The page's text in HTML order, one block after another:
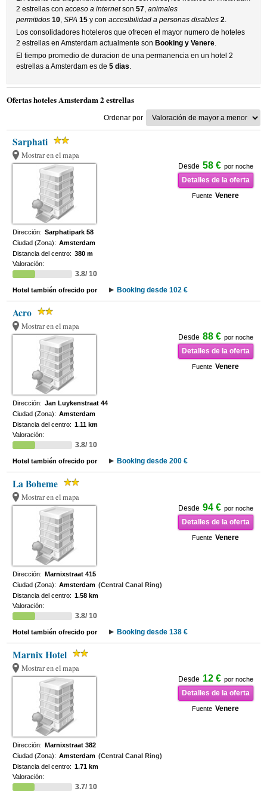
2 estrellas conacceso a internetson57,animales
permitidos 10,SPA 15 y conaccesibilidad a personas disables 2.
Los consolidadores hoteleros que ofrecen el mayor numero de hoteles
2 estrellas en Amsterdam actualmente son Booking y Venere.
El tiempo promedio de duracion de una permanencia en un hotel 2
estrellas a Amsterdam es de5 dias.
Ofertas hoteles Amsterdam 2 estrellas
Ordenar por
Sarphati
Mostrar en el mapa
Desde 58 € por noche
Detalles de la oferta
Fuente Venere
Dirección: Sarphatipark 58
Ciudad (Zona): Amsterdam
Distancia del centro: 380 m
Valoración:
3.8/ 10
Hotel también ofrecido por Booking desde 102 €
Acro
Mostrar en el mapa
Desde 88 € por noche
Detalles de la oferta
Fuente Venere
Dirección: Jan Luykenstraat 44
Ciudad (Zona): Amsterdam
Distancia del centro: 1.11 km
Valoración:
3.8/ 10
Hotel también ofrecido por Booking desde 200 €
La Boheme
Mostrar en el mapa
Desde 94 € por noche
Detalles de la oferta
Fuente Venere
Dirección: Marnixstraat 415
Ciudad (Zona): Amsterdam (Central Canal Ring)
Distancia del centro: 1.58 km
Valoración:
3.8/ 10
Hotel también ofrecido por Booking desde 138 €
Marnix Hotel
Mostrar en el mapa
Desde 12 € por noche
Detalles de la oferta
Fuente Venere
Dirección: Marnixstraat 382
Ciudad (Zona): Amsterdam (Central Canal Ring)
Distancia del centro: 1.71 km
Valoración:
3.7/ 10